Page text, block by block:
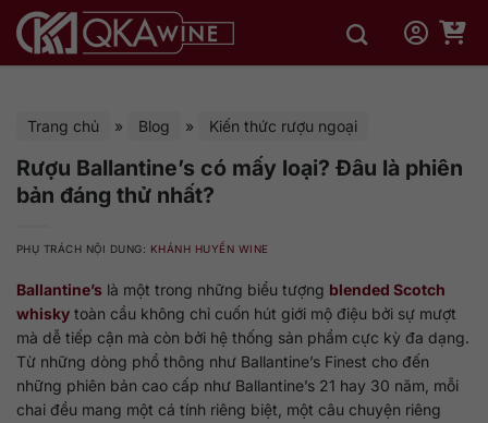
qua
Trang chủ » Blog » Kiến thức rượu ngoại
Rượu Ballantine’s có mấy loại? Đâu là phiên
bản đáng thử nhất?
PHỤ TRÁCH NỘI DUNG: KHÁNH HUYỀN WINE
Ballantine’s là một trong những biểu tượng blended Scotch
whisky toàn cầu không chỉ cuốn hút giới mộ điệu bởi sự mượt
mà dễ tiếp cận mà còn bởi hệ thống sản phẩm cực kỳ đa dạng.
Từ những dòng phổ thông như Ballantine’s Finest cho đến
những phiên bản cao cấp như Ballantine’s 21 hay 30 năm, mỗi
chai đều mang một cá tính riêng biệt, một câu chuyện riêng